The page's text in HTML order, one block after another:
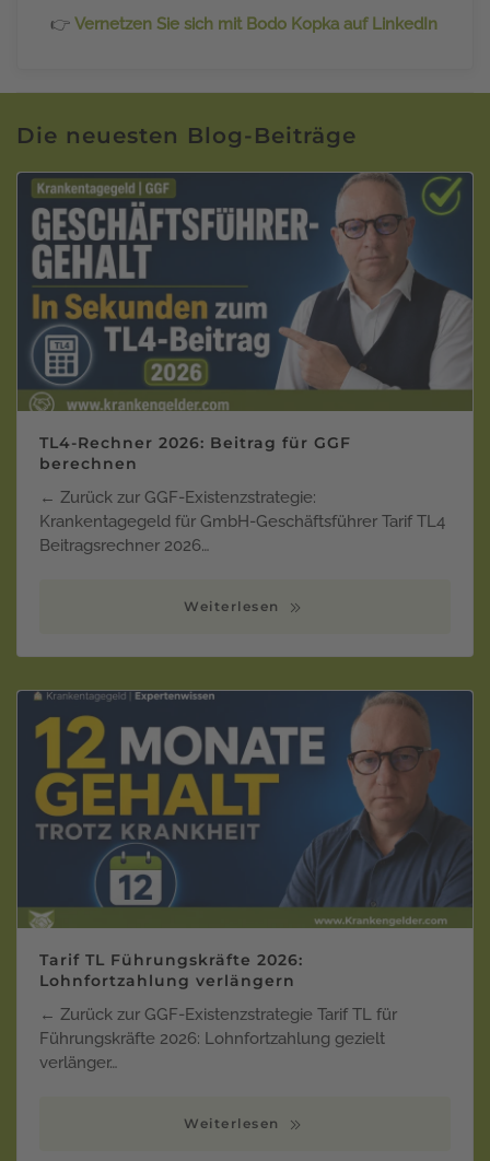
👉 Vernetzen Sie sich mit Bodo Kopka auf LinkedIn
Die neuesten Blog-Beiträge
TL4-Rechner 2026: Beitrag für GGF
berechnen
← Zurück zur GGF-Existenzstrategie:
Krankentagegeld für GmbH-Geschäftsführer Tarif TL4
Beitragsrechner 2026…
Weiterlesen
Tarif TL Führungskräfte 2026:
Lohnfortzahlung verlängern
← Zurück zur GGF-Existenzstrategie Tarif TL für
Führungskräfte 2026: Lohnfortzahlung gezielt
verlänger…
Weiterlesen